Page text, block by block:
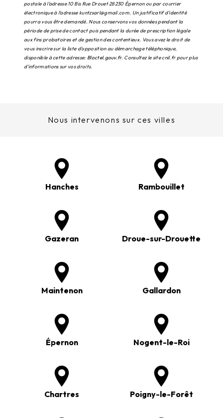
postale à l'adresse 10 Bis Rue Drouet 28230 Épernon ou par courrier
électronique à l'adresse kuntzsarl@gmail.com. Un justificatif d'identité
pourra vous être demandé. Nous conservons vos données pendant la
période de prise de contact puis pendant la durée de prescription légale
aux fins probatoires et de gestion des contentieux. Vous avez le droit de
vous inscrire sur la liste d'opposition au démarchage téléphonique,
disponible à cette adresse: Bloctel.gouv.fr. Consultez le site cnil.fr pour plus
d’informations sur vos droits.
Nous intervenons sur ces villes
Hanches Rambouillet
Gazeran Droue-sur-Drouette
Maintenon Gallardon
Épernon Nogent-le-Roi
Chartres Poigny-le-Forêt